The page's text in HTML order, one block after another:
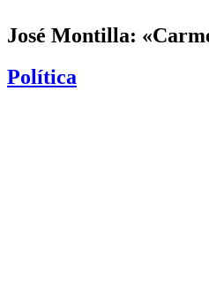
José Montilla:
Política